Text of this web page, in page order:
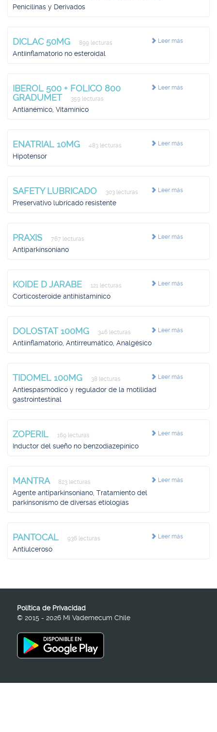
Penicilinas y Derivados
Leer más
DICLAC 50MG 899 lecturas
Antiinflamatorio no esteroidal
Leer más
IBEROL 500 + FOLICO 800
GRADUMET
359 lecturas
Antianémico, Vitamínico
Leer más
ENATRIAL 10MG 483 lecturas
Hipotensor
Leer más
SAFETY LUBRICADO 303 lecturas
Preservativo lubricado resistente
Leer más
PRAXIS 767 lecturas
Antiparkinsoniano
Leer más
KOIDE D JARABE 121 lecturas
Corticosteroide antihistamínico
Leer más
DOLOSTAT 100MG 346 lecturas
Antiinflamatorio, Antirreumático, Analgésico
Leer más
TIDOMEL 100MG 38 lecturas
Antiespasmódico y regulador de la motilidad
gastrointestinal
Leer más
ZOPERIL 169 lecturas
Inductor del sueño no benzodiazepínico
Leer más
MANTRA 823 lecturas
Agente antiparkinsoniano, Tratamiento del
parkinsonismo de diversas etiologías
Leer más
PANTOCAL 936 lecturas
Antiulceroso
Política de Privacidad
© 2015 - 2026 Mi Vademecum Chile